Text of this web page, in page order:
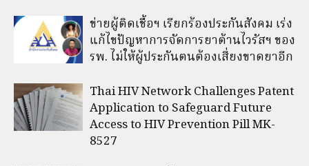
ข่ายผู้ติดเชื้อฯ เรียกร้องประกันสังคม เร่ง
แก้ไขปัญหาการจัดการยาต้านไวรัสฯ ของ
รพ. ไม่ให้ผู้ประกันตนต้องเสี่ยงขาดยาอีก
Thai HIV Network Challenges Patent
Application to Safeguard Future
Access to HIV Prevention Pill MK-
8527